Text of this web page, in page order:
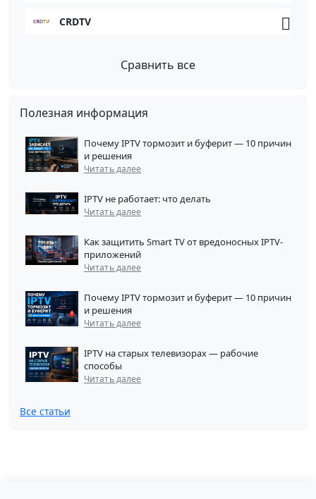
CRDTV
Сравнить все
Полезная информация
Почему IPTV тормозит и буферит — 10 причин
и решения
Читать далее
IPTV не работает: что делать
Читать далее
Как защитить Smart TV от вредоносных IPTV-
приложений
Читать далее
Почему IPTV тормозит и буферит — 10 причин
и решения
Читать далее
IPTV на старых телевизорах — рабочие
способы
Читать далее
Все статьи